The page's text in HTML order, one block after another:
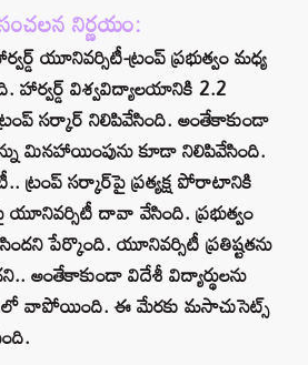
నిర్ణయం:
యూనివర్సిటీ-ట్రంప్ ప్రభుత్వం మధ్య
హార్వర్డ్ విశ్వవిద్యాలయానికి 2.2
సర్కార్ నిలిపివేసింది. అంతేకాకుండా
మినహాయింపును కూడా నిలిపివేసింది.
ట్రంప్ సర్కార్‌పై ప్రత్యక్ష పోరాటానికి
దావా వేసింది. ప్రభుత్వం
పేర్కొంది. యూనివర్సిటీ ప్రతిష్టతను
అంతేకాకుండా విదేశీ విద్యార్థులను
వాపోయింది. ఈ మేరకు మసాచుసెట్స్